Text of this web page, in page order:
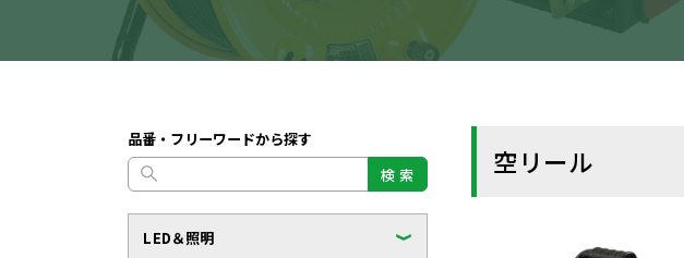
品番・フリーワードから探す
検 索
LED＆照明
空リール